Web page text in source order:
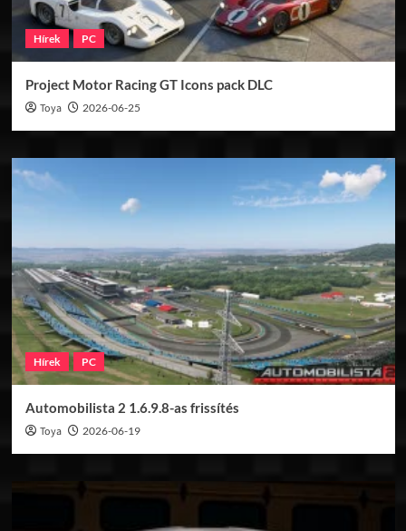
Hírek PC
Project Motor Racing GT Icons pack DLC
Toya 2026-06-25
Hírek PC
Automobilista 2 1.6.9.8-as frissítés
Toya 2026-06-19